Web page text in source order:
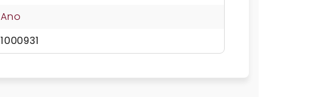
Ano
1000931